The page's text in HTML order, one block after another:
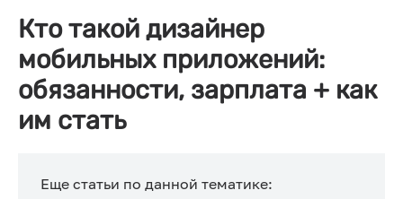
Кто такой дизайнер
мобильных приложений:
обязанности, зарплата + как
им стать
Еще статьи по данной тематике: